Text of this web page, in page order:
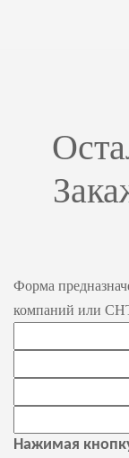
Форма
компаний или
Нажимая